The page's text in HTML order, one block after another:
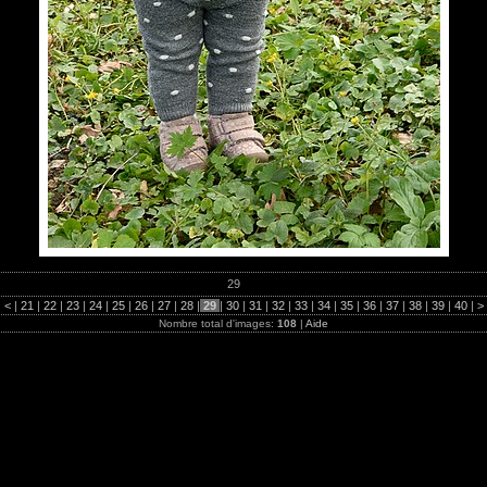
29
< | 21 | 22 | 23 | 24 | 25 | 26 | 27 | 28 | 29 | 30 | 31 | 32 | 33 | 34 | 35 | 36 | 37 | 38 | 39 | 40 | >
Nombre total d'images: 108 | Aide